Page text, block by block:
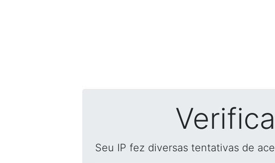
Seu IP fez diversas tentativas de